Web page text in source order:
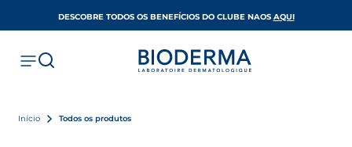
DESCOBRE TODOS OS BENEFÍCIOS DO CLUBE NAOS AQUIOPENS IN A
Início Todos os produtos